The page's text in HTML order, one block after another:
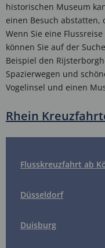
historischen Museum
einen Besuch abstatten,
Wenn Sie eine
können Sie auf der
Beispiel den
Spazierwegen und
Vogelinsel und einen
Rhein
Flusskreuzfahrt ab
Düsseldorf
Duisburg